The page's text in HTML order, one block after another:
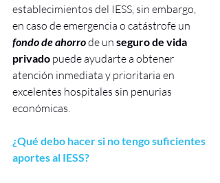
establecimientos del IESS, sin embargo,
en caso de emergencia o catástrofe un
fondo de ahorro de un seguro de vida
privado puede ayudarte a obtener
atención inmediata y prioritaria en
excelentes hospitales sin penurias
económicas.
¿Qué debo hacer si no tengo suficientes
aportes al IESS?